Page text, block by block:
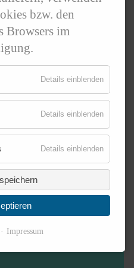
bzw. den
Browsers im
Details einblenden
Details einblenden
Details einblenden
Impressum